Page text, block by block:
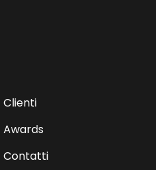
Clienti
Awards
Contatti